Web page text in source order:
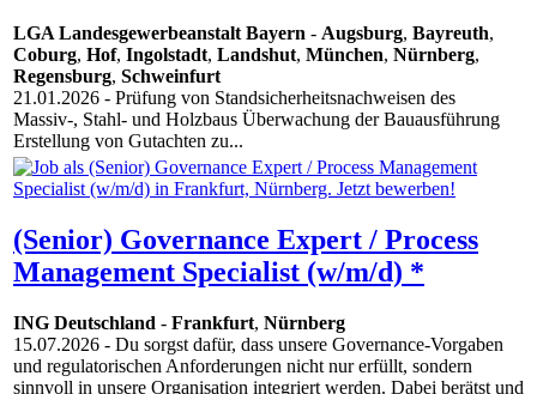
LGA Landesgewerbeanstalt Bayern - Augsburg, Bayreuth,
Coburg, Hof, Ingolstadt, Landshut, München, Nürnberg,
Regensburg, Schweinfurt
21.01.2026 - Prüfung von Standsicherheitsnachweisen des
Massiv-, Stahl- und Holzbaus Überwachung der Bauausführung
Erstellung von Gutachten zu...
(Senior) Governance Expert / Process
Management Specialist (w/m/d) *
ING Deutschland - Frankfurt, Nürnberg
15.07.2026 - Du sorgst dafür, dass unsere Governance-Vorgaben
und regulatorischen Anforderungen nicht nur erfüllt, sondern
sinnvoll in unsere Organisation integriert werden. Dabei berätst und